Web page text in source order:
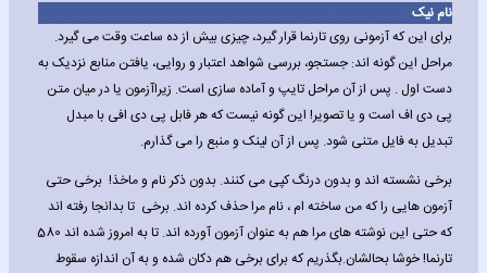
نام نیک
برای این که آزمونی روی تارنما قرار گیرد، چیزی بیش از ده ساعت وقت می گیرد.
مراحل این گونه اند: جستجو، بررسی شواهد اعتبار و روایی، یافتن منابع نزدیک به
دست اول . پس از آن مراحل تایپ و آماده سازی است. زیراآزمون یا در میان متن
پی دی اف است و یا تصویر! این گونه نیست که هر فابل پی دی افی با مبدل
تبدیل به فایل متنی شود. پس از آن لینک و منبع را می گذارم.
برخی نشسته اند و بدون درنگ کپی می کنند. بدون ذکر نام و ماخذ! برخی حتی
آزمون هایی را که من ساخته ام ، نام مرا حذف کرده اند. برخی تا بدانجا رفته اند
که حتی این نوشته های مرا هم به عنوان آزمون آورده اند. تا به امروز شده اند 580
تارنما! خوشا بحالشان.بگذریم که برای برخی هم دکان شده و به آن اندازه سقوط